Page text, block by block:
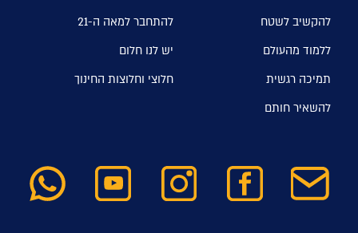
להקשיב לשטח
להתחבר למאה ה-21
ללמוד מהעולם
יש לנו חלום
תמיכה רגשית
חלוצי וחלוצות החינוך
להשאיר חותם